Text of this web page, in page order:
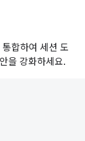
합하여 세션 도
을 강화하세요.